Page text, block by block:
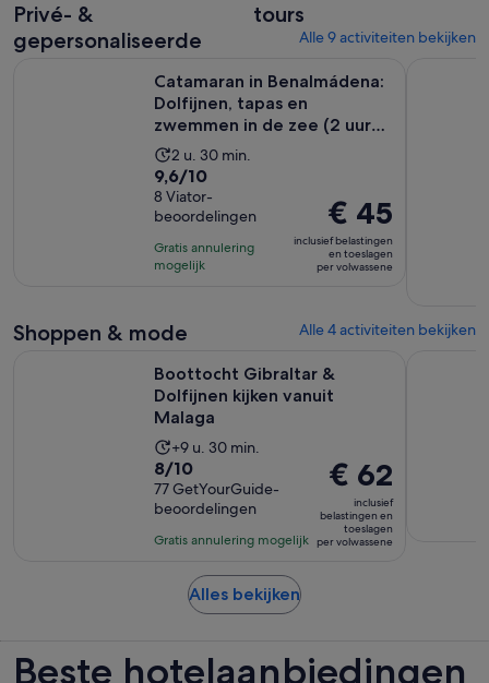
Privé- &
gepersonaliseerde
tours
Alle 9 activiteiten bekijken
Catamaran in Benalmádena:
Dolfijnen, tapas en
zwemmen in de zee (2 uur
en 3...
De
activiteit
duurt
2
uur
en
2 u. 30 min.
9.6
van
10
met
8
9,6/10
8 Viator-
beoordelingen
Gratis annulering
mogelijk
De
prijs
is
€ 45
volwassene
€ 45
inclusief belastingen
en toeslagen
per volwassene
Shoppen & mode Alle 4 activiteiten bekijken
Boottocht Gibraltar &
Dolfijnen kijken vanuit
Malaga
De
activiteit
duurt
9
uur
30
minuten
+9 u. 30 min.
8.0
van
10
met
beoordelingen
8/10
77 GetYourGuide-
beoordelingen
Gratis annulering mogelijk
De
prijs
is
€ 62
€ 62
inclusief
belastingen en
toeslagen
per volwassene
Alles bekijkenOpent
tab
Beste hotelaanbiedingen